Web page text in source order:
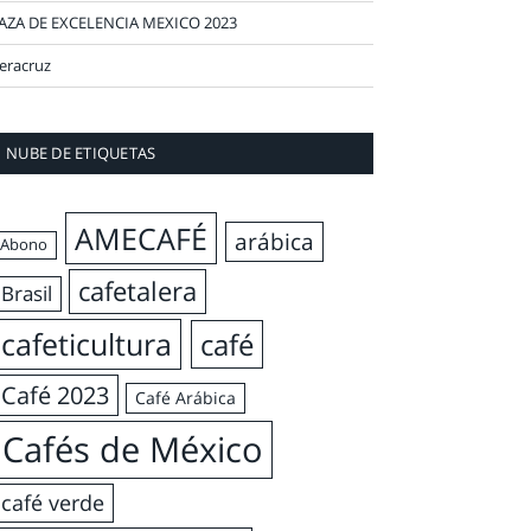
DE EXCELENCIA MEXICO 2023
NUBE DE ETIQUETAS
Abono AMECAFÉ arábica
Brasil cafetalera
cafeticultura café
Café 2023 Café Arábica
Cafés de México
café verde